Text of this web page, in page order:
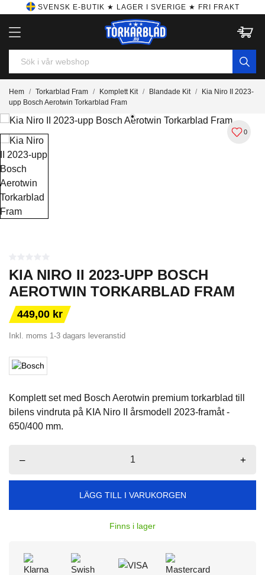
SVENSK E-BUTIK ★ LAGER I SVERIGE ★ FRI FRAKT
Hem Torkarblad Fram Komplett Kit Blandade Kit
Kia Niro II 2023-
upp Bosch Aerotwin Torkarblad Fram
0
KIA NIRO II 2023-UPP BOSCH
AEROTWIN TORKARBLAD FRAM
449,00 kr
Inkl. moms 1-3 dagars leveranstid
Komplett set med Bosch Aerotwin premium torkarblad till
bilens vindruta på KIA Niro II årsmodell 2023-framåt -
650/400 mm.
– +
LÄGG TILL I VARUKORGEN
Finns i lager